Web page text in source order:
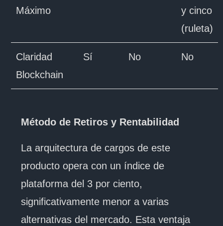
Máximo
y cinco
(ruleta)
Claridad
Blockchain
Sí No No
Método de Retiros y Rentabilidad
La arquitectura de cargos de este
producto opera con un índice de
plataforma del 3 por ciento,
significativamente menor a varias
alternativas del mercado. Esta ventaja